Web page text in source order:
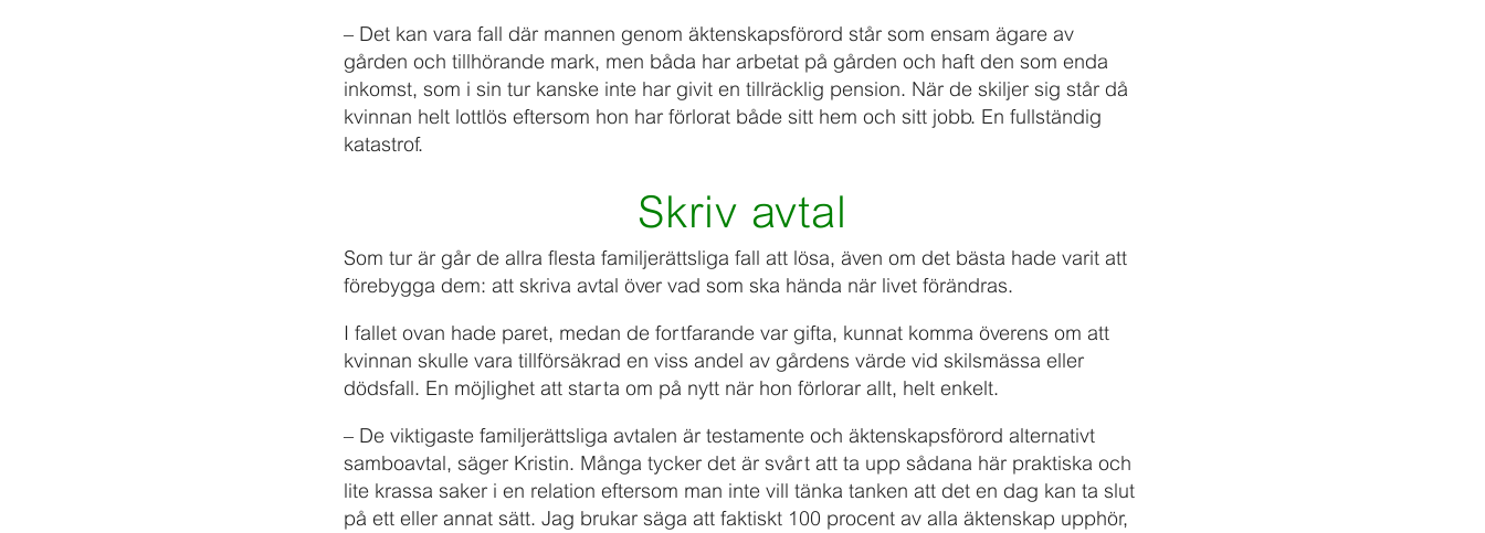
– Det kan vara fall där mannen genom äktenskapsförord står som ensam ägare av
gården och tillhörande mark, men båda har arbetat på gården och haft den som enda
inkomst, som i sin tur kanske inte har givit en tillräcklig pension. När de skiljer sig står då
kvinnan helt lottlös eftersom hon har förlorat både sitt hem och sitt jobb. En fullständig
katastrof.
Skriv avtal
Som tur är går de allra flesta familjerättsliga fall att lösa, även om det bästa hade varit att
förebygga dem: att skriva avtal över vad som ska hända när livet förändras.
I fallet ovan hade paret, medan de fortfarande var gifta, kunnat komma överens om att
kvinnan skulle vara tillförsäkrad en viss andel av gårdens värde vid skilsmässa eller
dödsfall. En möjlighet att starta om på nytt när hon förlorar allt, helt enkelt.
– De viktigaste familjerättsliga avtalen är testa­mente och äktenskapsförord alternativt
sambo­avtal, säger Kristin. Många tycker det är svårt att ta upp sådana här praktiska och
lite krassa saker i en relation eftersom man inte vill tänka tanken att det en dag kan ta slut
på ett eller annat sätt. Jag brukar säga att faktiskt 100 procent av alla äkten­skap upphör,